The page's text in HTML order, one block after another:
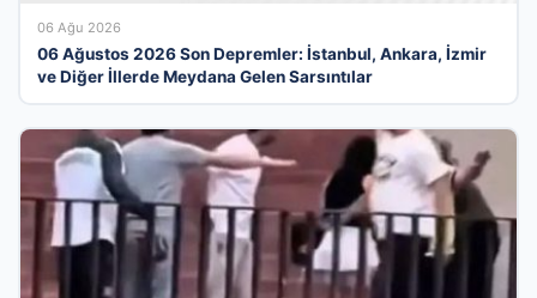
06 Ağu 2026
06 Ağustos 2026 Son Depremler: İstanbul, Ankara, İzmir
ve Diğer İllerde Meydana Gelen Sarsıntılar